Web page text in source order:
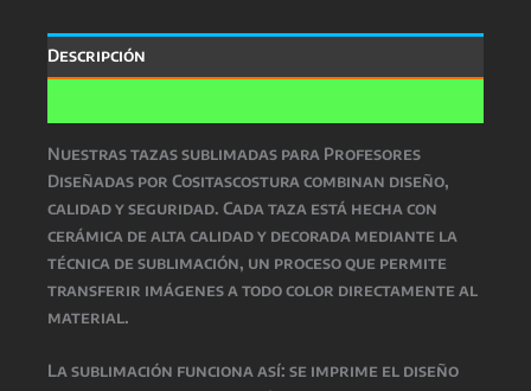
Descripción
Nuestrastazas sublimadas para Profesores
Diseñadas por Cositascostura combinan diseño,
calidad y seguridad. Cada taza está hecha con
cerámica de alta calidady decorada mediante la
técnica de sublimación, un proceso que permite
transferir imágenes a todo color directamente al
material.
La sublimación funciona así: se imprime el diseño